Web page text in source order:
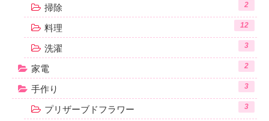
掃除 2
料理 12
洗濯 3
家電 2
手作り 3
プリザーブドフラワー 3